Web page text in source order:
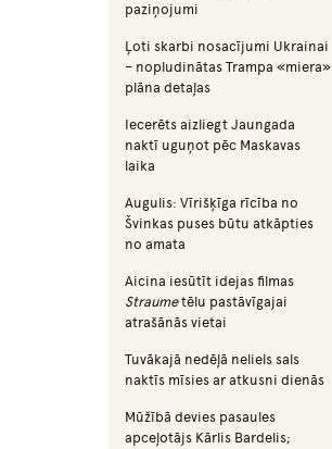
paziņojumi
Ļoti skarbi nosacījumi Ukrainai
– nopludinātas Trampa «miera»
plāna detaļas
Iecerēts aizliegt Jaungada
naktī uguņot pēc Maskavas
laika
Augulis: Vīrišķīga rīcība no
Švinkas puses būtu atkāpties
no amata
Aicina iesūtīt idejas filmas
Straumetēlu pastāvīgajai
atrašānās vietai
Tuvākajā nedēļā neliels sals
naktīs mīsies ar atkusni dienās
Mūžībā devies pasaules
apceļotājs Kārlis Bardelis;